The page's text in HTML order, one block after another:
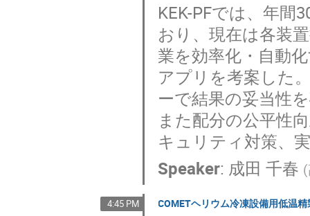
KEK-PFでは、年
おり、現在は各装
業を効率化・自動
アプリを考案した
ーで結果の妥当性
また配分の公平性
キュリティ対策、
Speaker: 成田 千春 (
4:45 PM COMETヘリウム冷凍設備用低温